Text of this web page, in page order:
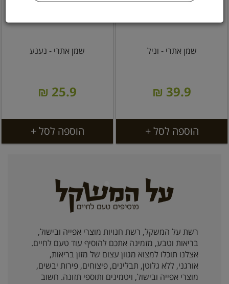
שמן אתרי - וניל
39.9 ₪
הוספה לסל +
שמן אתרי - נענע
25.9 ₪
הוספה לסל +
רשת על המשקל, רשת חנויות מוצרי אפייה ובישול,
בריאות וטבע, מזמינה אתכם להוסיף עוד טעם לחיים.
אצלנו תוכלו למצוא מגוון עצום של מזון בריאות,
אורגני, ללא גלוטן, תבלינים, פיצוחים, פירות יבשים,
מוצרי אפייה ובישול, ויטמינים ותוספי תזונה. חשוב